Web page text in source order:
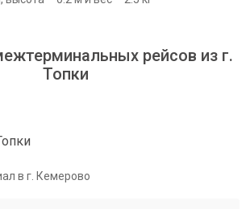
рейсов из г.
Топки
в г. Кемерово